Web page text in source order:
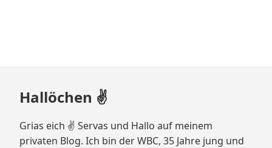
Zum
springen
Hallöchen ✌️
Grias eich ✌️ Servas und Hallo auf meinem
privaten Blog. Ich bin der WBC, 35 Jahre jung und